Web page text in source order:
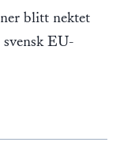
blitt nektet
EU-